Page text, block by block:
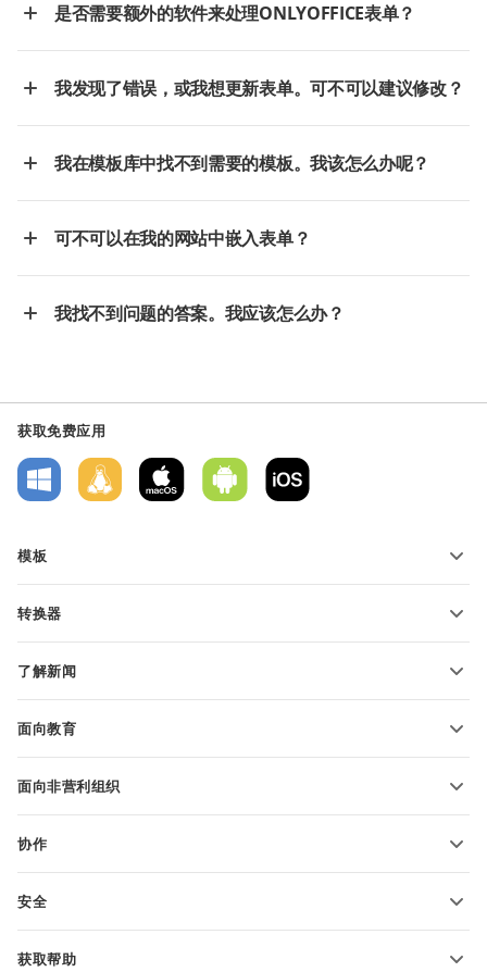
是否需要额外的软件来处理ONLYOFFICE表单？
我发现了错误，或我想更新表单。可不可以建议修改？
我在模板库中找不到需要的模板。我该怎么办呢？
可不可以在我的网站中嵌入表单？
我找不到问题的答案。我应该怎么办？
获取免费应用
模板
文本文档模板
转换器
转换电子表格
了解新闻
面向教育
适用于教育人士
面向非营利组织
申请免费帐户
协作
翻译人员
安全
获取帮助